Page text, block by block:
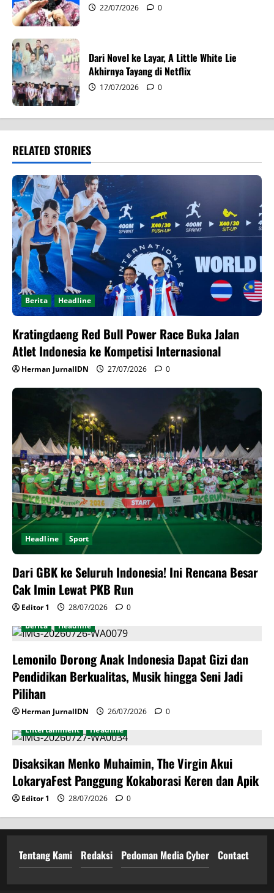
22/07/2026 0
Dari Novel ke Layar, A Little White Lie
Akhirnya Tayang di Netflix
17/07/2026 0
RELATED STORIES
Berita Headline
Kratingdaeng Red Bull Power Race Buka Jalan
Atlet Indonesia ke Kompetisi Internasional
Herman JurnalIDN 27/07/2026 0
Headline Sport
Dari GBK ke Seluruh Indonesia! Ini Rencana Besar
Cak Imin Lewat PKB Run
Editor 1 28/07/2026
0
Berita
Headline
Lemonilo Dorong Anak Indonesia Dapat Gizi dan
Pendidikan Berkualitas, Musik hingga Seni Jadi
Pilihan
Herman JurnalIDN 26/07/2026
0
Entertainment
Headline
Disaksikan Menko Muhaimin, The Virgin Akui
LokaryaFest Panggung Kokaborasi Keren dan Apik
Editor 1 28/07/2026 0
Tentang Kami Redaksi Pedoman Media Cyber Contact